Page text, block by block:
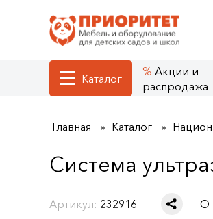
Каталог
Акции и
распродажа
Главная Каталог
Система
Артикул: 232916 О